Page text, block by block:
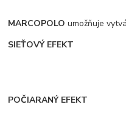
MARCOPOLO umožňuje
SIEŤOVÝ EFEKT
POČIARANÝ EFEKT